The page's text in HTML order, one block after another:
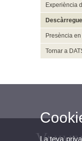
Experiència
Presència
Tornar a
La teva